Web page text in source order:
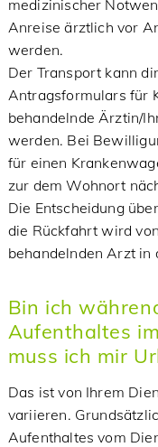
medizinischer
Anreise ärztlich vor
werden.
Der Transport kann
Antragsformulars für
behandelnde Ärztin/
werden. Bei
für einen
zur dem Wohnort
Die Entscheidung
die Rückfahrt wird
behandelnden Arzt in
Bin ich
Aufenthaltes
muss ich mir
Das ist von Ihrem
variieren.
Aufenthaltes vom